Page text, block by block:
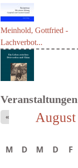
und...
Meinhold, Gottfried -
Lachverbot...
Veranstaltungen
August
«
M D M D F